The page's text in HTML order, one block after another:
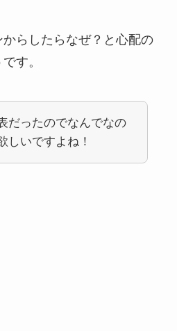
らしたらなぜ？と心配の
す。
だったのでなんでなの
しいですよね！